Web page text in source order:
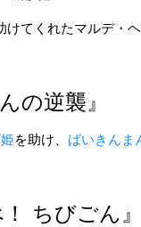
けてくれたマルデ・
の逆襲』
を助け、 ばいきんま
ちびごん』